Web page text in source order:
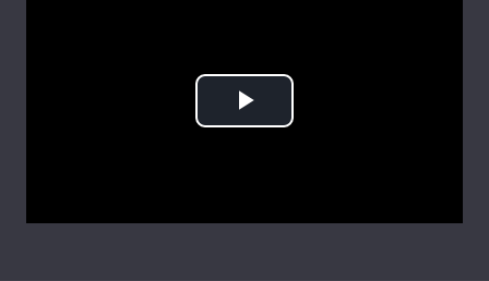
Play